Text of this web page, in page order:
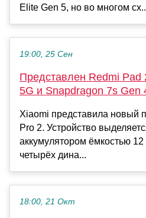
Elite Gen 5, но во многом
19:00, 25 Сен
Представлен Redmi Pad
5G и Snapdragon 7s Gen
Xiaomi представила новый
Pro 2. Устройство
аккумулятором ёмкостью
четырёх дина...
18:00, 21 Окт